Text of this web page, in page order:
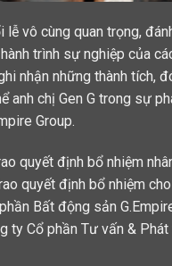
lễ vô cùng quan trọng,
trình sự nghiệp của
nhận những thành tích,
anh chị Gen G trong sự
Group.
quyết định bổ nhiệm
quyết định bổ nhiệm
Bất động sản
ty Cổ phần Tư vấn &